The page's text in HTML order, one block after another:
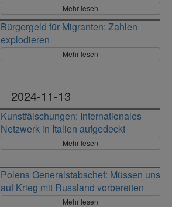
Mehr lesen
Bürgergeld für Migranten: Zahlen
explodieren
Mehr lesen
2024-11-13
Kunstfälschungen: Internationales
Netzwerk in Italien aufgedeckt
Mehr lesen
Polens Generalstabschef: Müssen uns
auf Krieg mit Russland vorbereiten
Mehr lesen